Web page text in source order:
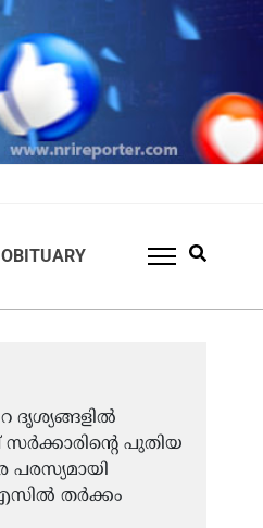
OBITUARY